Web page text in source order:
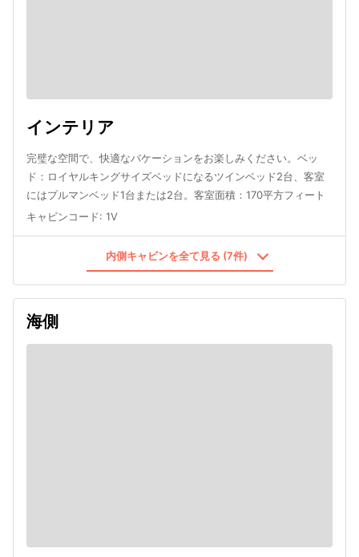
インテリア
完璧な空間で、快適なバケーションをお楽しみください。ベッ
ド：ロイヤルキングサイズベッドになるツインベッド2台、客室
にはプルマンベッド1台または2台。客室面積：170平方フィート
キャビンコード: 1V
内側キャビンを全て見る (7件)
海側